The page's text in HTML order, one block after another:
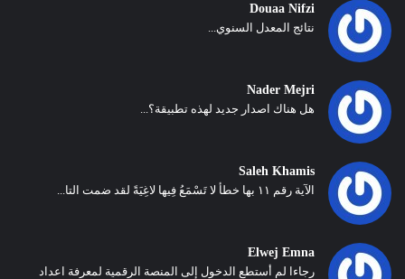
Douaa Nifzi
نتائج المعدل السنوي...
Nader Mejri
هل هناك اصدار جديد لهذه تطبيقة؟...
Saleh Khamis
الآية رقم ١١ بها خطأ لا تَسْمَعُ فِيها لاغِيَةً لقد ضمت التا...
Elwej Emna
رجاءا لم أستطع الدخول إلى المنصة الرقمية لمعرفة اعداد